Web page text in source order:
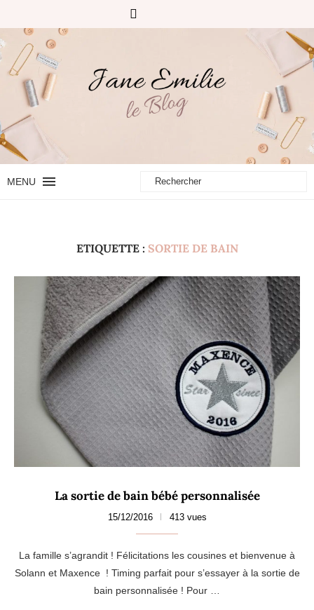
MENU
ETIQUETTE : SORTIE DE BAIN
La sortie de bain bébé personnalisée
15/12/2016 413 vues
La famille s’agrandit ! Félicitations les cousines et bienvenue à
Solann et Maxence ! Timing parfait pour s’essayer à la sortie de
bain personnalisée ! Pour …